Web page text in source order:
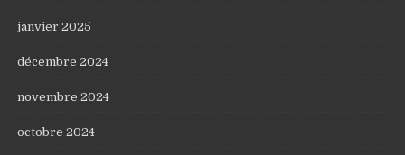
janvier 2025
décembre 2024
novembre 2024
octobre 2024